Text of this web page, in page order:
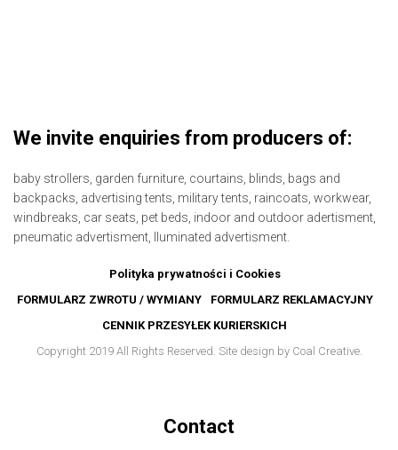
We invite enquiries from producers of:
baby strollers, garden furniture, courtains, blinds, bags and
backpacks, advertising tents, military tents, raincoats, workwear,
windbreaks, car seats, pet beds, indoor and outdoor adertisment,
pneumatic advertisment,
lluminated advertisment.
Polityka prywatności i Cookies
FORMULARZ ZWROTU / WYMIANY
FORMULARZ REKLAMACYJNY
CENNIK PRZESYŁEK KURIERSKICH
Copyright 2019 All Rights Reserved. Site design by Coal Creative.
Contact